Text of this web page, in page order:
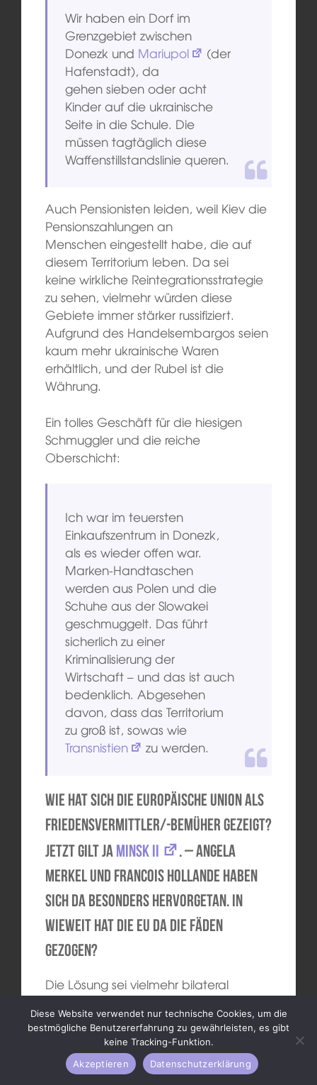
Wir haben ein Dorf im
Grenzgebiet zwischen
Donezk und Mariupol
(der
Hafenstadt), da
gehen sieben oder acht
Kinder auf die ukrainische
Seite in die Schule. Die
müssen tagtäglich diese
Waffenstillstandslinie queren.
Auch Pensionisten leiden, weil Kiev die
Pensionszahlungen an
Menschen eingestellt habe, die auf
diesem Territorium leben. Da sei
keine wirkliche Reintegrationsstrategie
zu sehen, vielmehr würden diese
Gebiete immer stärker russifiziert.
Aufgrund des Handelsembargos seien
kaum mehr ukrainische Waren
erhältlich, und der Rubel ist die
Währung.
Ein tolles Geschäft für die hiesigen
Schmuggler und die reiche
Oberschicht:
Ich war im teuersten
Einkaufszentrum in Donezk,
als es wieder offen war.
Marken-Handtaschen
werden aus Polen und die
Schuhe aus der Slowakei
geschmuggelt. Das führt
sicherlich zu einer
Kriminalisierung der
Wirtschaft – und das ist auch
bedenklich. Abgesehen
davon, dass das Territorium
zu groß ist, sowas wie
Transnistien
zu werden.
Wie hat sich die Europäische Union als
Friedensvermittler/-bemüher gezeigt?
Jetzt gilt jaMinsk II
. – Angela
Merkel und Francois Hollande haben
sich da besonders hervorgetan. In
wieweit hat die EU da die Fäden
gezogen?
Die Lösung sei vielmehr bilateral
gewesen, als dass da eine EU die
Fäden hätte ziehen können,
entgegnet Wehrschütz. Trotz der
Wichtigkeit der EU als Hilfsfaktor, hätten
gerade die Verhandlungen in Minsk
Diese Website verwendet nur technische Cookies, um die
bestmögliche Benutzererfahrung zu gewährleisten, es gibt
keine Tracking-Funktion.
Akzeptieren
Datenschutzerklärung